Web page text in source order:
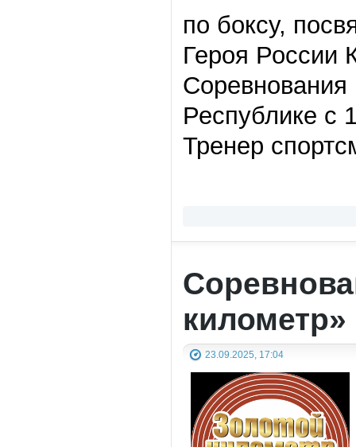
по боксу,
Героя России
Соревнования
Республике с
Тренер
километр»
23.09.2025, 17:04